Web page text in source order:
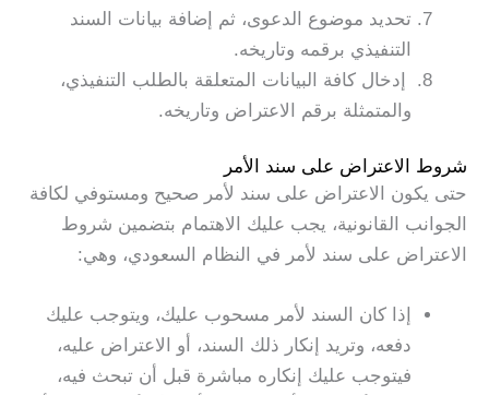
تحديد موضوع الدعوى، ثم إضافة بيانات السند
التنفيذي برقمه وتاريخه.
إدخال كافة البيانات المتعلقة بالطلب التنفيذي،
والمتمثلة برقم الاعتراض وتاريخه.
شروط الاعتراض على سند الأمر
حتى يكون الاعتراض على سند لأمر صحيح ومستوفي لكافة
الجوانب القانونية، يجب عليك الاهتمام بتضمين شروط
الاعتراض على سند لأمر في النظام السعودي، وهي:
إذا كان السند لأمر مسحوب عليك، ويتوجب عليك
دفعه، وتريد إنكار ذلك السند، أو الاعتراض عليه،
فيتوجب عليك إنكاره مباشرة قبل أن تبحث فيه،